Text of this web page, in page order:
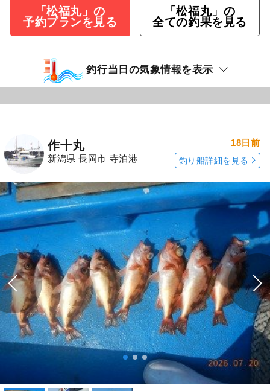
「松福丸」の
予約プランを見る
「松福丸」の
全ての釣果を見る
釣行当日の気象情報を表示
作十丸
新潟県 長岡市 寺泊港
18日前
釣り船詳細を見る